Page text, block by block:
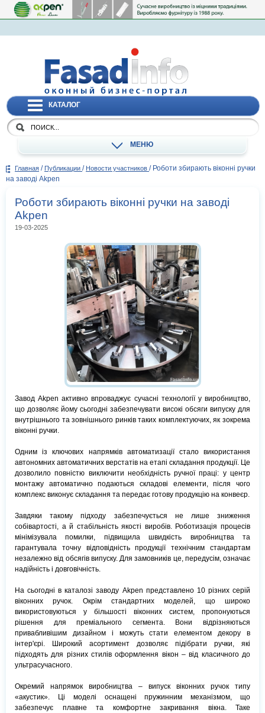
КАТАЛОГ
МЕНЮ
Главная / Публикации / Новости участников / Роботи збирають віконні ручки
на заводі Akpen
Роботи збирають віконні ручки на заводі
Akpen
19-03-2025
Завод Akpen активно впроваджує сучасні технології у виробництво,
що дозволяє йому сьогодні забезпечувати високі обсяги випуску для
внутрішнього та зовнішнього ринків таких комплектуючих, як зокрема
віконні ручки.
Одним із ключових напрямків автоматизації стало використання
автономних автоматичних верстатів на етапі складання продукції. Це
дозволило повністю виключити необхідність ручної праці: у центр
монтажу автоматично подаються складові елементи, після чого
комплекс виконує складання та передає готову продукцію на конвеєр.
Завдяки такому підходу забезпечується не лише зниження
собівартості, а й стабільність якості виробів. Роботизація процесів
мінімізувала помилки, підвищила швидкість виробництва та
гарантувала точну відповідність продукції технічним стандартам
незалежно від обсягів випуску. Для замовників це, передусім, означає
надійність і довговічність.
На сьогодні в каталозі заводу Akpen представлено 10 різних серій
віконних ручок. Окрім стандартних моделей, що широко
використовуються у більшості віконних систем, пропонуються
рішення для преміального сегмента. Вони відрізняються
привабливішим дизайном і можуть стати елементом декору в
інтер'єрі. Широкий асортимент дозволяє підібрати ручки, які
підходять для різних стилів оформлення вікон – від класичного до
ультрасучасного.
Окремий напрямок виробництва – випуск віконних ручок типу
«акустик». Ці моделі оснащені пружинним механізмом, що
забезпечує плавне та комфортне закривання вікна. Таке